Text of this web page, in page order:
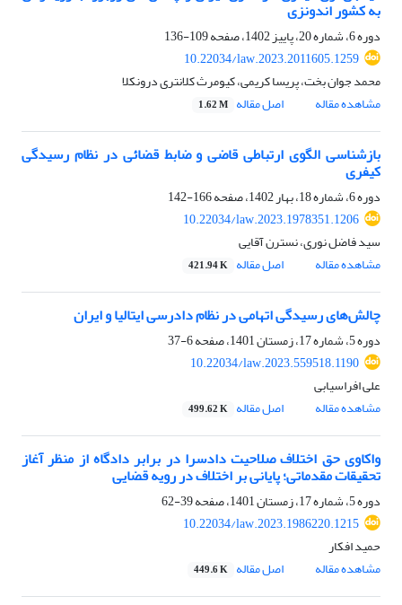
به کشور اندونزی
دوره 6، شماره 20، پاییز 1402، صفحه
109-136
10.22034/law.2023.2011605.1259
محمد جوان بخت، پریسا کریمی، کیومرث کلانتری درونکلا
مشاهده مقاله
اصل مقاله 1.62 M
بازشناسی الگوی ارتباطی قاضی و ضابط قضائی در نظام رسیدگی
کیفری
دوره 6، شماره 18، بهار 1402، صفحه
166-142
10.22034/law.2023.1978351.1206
سید فاضل نوری، نسترن آقایی
مشاهده مقاله
اصل مقاله 421.94 K
چالش‌های رسیدگی اتهامی در نظام دادرسی ایتالیا و ایران
دوره 5، شماره 17، زمستان 1401، صفحه
6-37
10.22034/law.2023.559518.1190
علی افراسیابی
مشاهده مقاله
اصل مقاله 499.62 K
واکاوی حق اختلاف صلاحیت دادسرا در برابر دادگاه از منظر آغاز
تحقیقات مقدماتی؛ پایانی بر اختلاف در رویه قضایی
دوره 5، شماره 17، زمستان 1401، صفحه
39-62
10.22034/law.2023.1986220.1215
حمید افکار
مشاهده مقاله
اصل مقاله 449.6 K